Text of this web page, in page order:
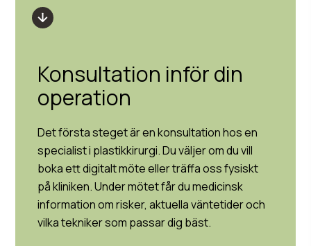
Konsultation inför din
operation
Det första steget är en konsultation hos en
specialist i plastikkirurgi. Du väljer om du vill
boka ett digitalt möte eller träffa oss fysiskt
på kliniken. Under mötet får du medicinsk
information om risker, aktuella väntetider och
vilka tekniker som passar dig bäst.